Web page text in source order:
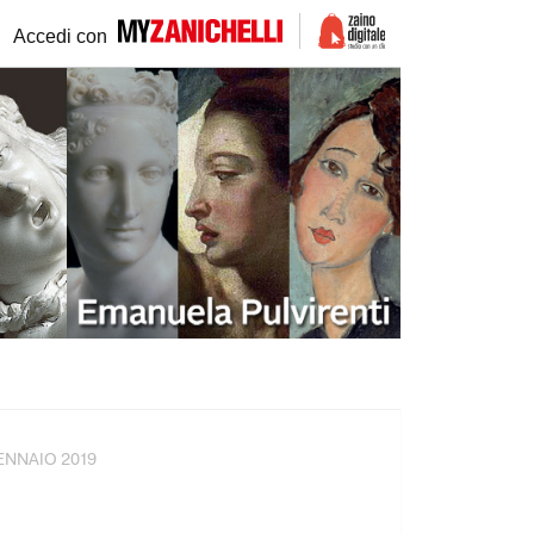
Accedi con
dizionari
dizionari
digitali
Più
ALTRI SETTORI
Giuridico
Manuali e saggi
Medico professionale
2019